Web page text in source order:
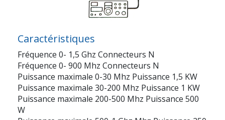
Caractéristiques
Fréquence 0- 1,5 Ghz Connecteurs N
Fréquence 0- 900 Mhz Connecteurs N
Puissance maximale 0-30 Mhz Puissance 1,5 KW
Puissance maximale 30-200 Mhz Puissance 1 KW
Puissance maximale 200-500 Mhz Puissance 500
W